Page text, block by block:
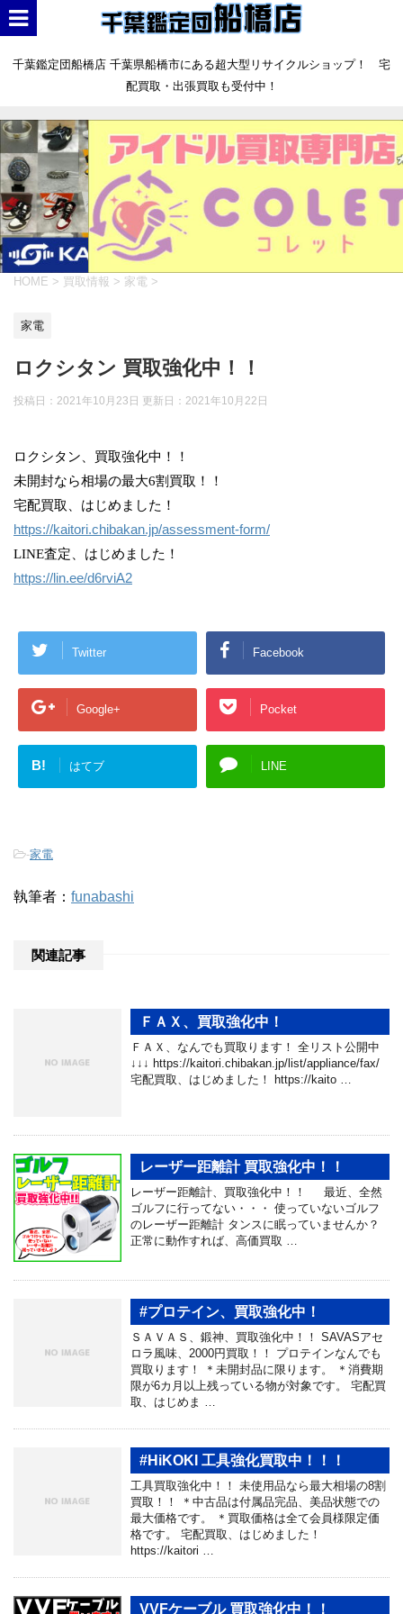
千葉鑑定団船橋店 千葉県船橋市にある超大型リサイクルショップ！ 宅
配買取・出張買取も受付中！
HOME > 買取情報 > 家電 >
家電
ロクシタン 買取強化中！！
投稿日：2021年10月23日 更新日： 2021年10月22日
ロクシタン、買取強化中！！
未開封なら相場の最大6割買取！！
宅配買取、はじめました！
https://kaitori.chibakan.jp/assessment-form/
LINE査定、はじめました！
https://lin.ee/d6rviA2
Twitter Facebook
Google+ Pocket
B! はてブ LINE
-家電
執筆者： funabashi
関連記事
ＦＡＸ、買取強化中！
ＦＡＸ、なんでも買取ります！ 全リスト公開中
↓↓↓ https://kaitori.chibakan.jp/list/appliance/fax/
宅配買取、はじめました！ https://kaito …
レーザー距離計 買取強化中！！
レーザー距離計、買取強化中！！ 最近、全然
ゴルフに行ってない・・・ 使っていないゴルフ
のレーザー距離計 タンスに眠っていませんか？
正常に動作すれば、高価買取 …
#プロテイン、買取強化中！
ＳＡＶＡＳ、鍛神、買取強化中！！ SAVASアセ
ロラ風味、2000円買取！！ プロテインなんでも
買取ります！ ＊未開封品に限ります。 ＊消費期
限が6カ月以上残っている物が対象です。 宅配買
取、はじめま …
#HiKOKI 工具強化買取中！！！
工具買取強化中！！ 未使用品なら最大相場の8割
買取！！ ＊中古品は付属品完品、美品状態での
最大価格です。 ＊買取価格は全て会員様限定価
格です。 宅配買取、はじめました！
https://kaitori …
VVFケーブル 買取強化中！！